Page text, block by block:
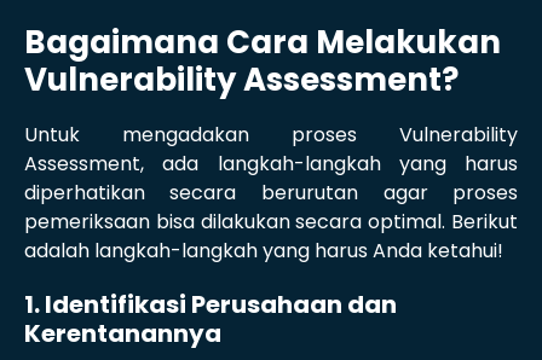
Bagaimana Cara Melakukan
Vulnerability Assessment?
Untuk mengadakan proses Vulnerability
Assessment, ada langkah-langkah yang harus
diperhatikan secara berurutan agar proses
pemeriksaan bisa dilakukan secara optimal. Berikut
adalah langkah-langkah yang harus Anda ketahui!
1. Identifikasi Perusahaan dan
Kerentanannya